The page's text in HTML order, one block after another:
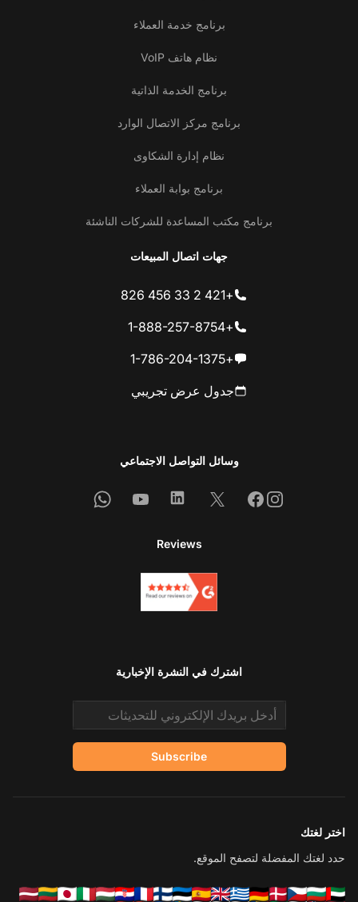
برنامج خدمة العملاء
نظام هاتف VoIP
برنامج الخدمة الذاتية
برنامج مركز الاتصال الوارد
نظام إدارة الشكاوى
برنامج بوابة العملاء
برنامج مكتب المساعدة للشركات الناشئة
جهات اتصال المبيعات
+421 2 33 456 826
+1-888-257-8754
+1-786-204-1375
جدول عرض تجريبي
وسائل التواصل الاجتماعي
Instagram
Facebook
X
Linkedin
Youtube
Whatsapp
Reviews
اشترك في النشرة الإخبارية
Email address
Subscribe
اختر لغتك
حدد لغتك المفضلة لتصفح الموقع.